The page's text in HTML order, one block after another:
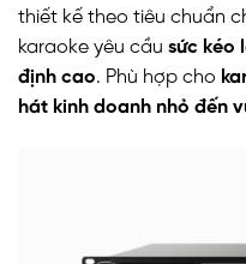
thiết kế theo tiêu chuẩn
karaoke yêu cầu sức kéo
định cao. Phù hợp cho
hát kinh doanh nhỏ đến